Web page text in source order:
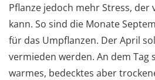
Pflanze jedoch mehr Stress, der
kann. So sind die Monate
für das Umpflanzen. Der April
vermieden werden. An dem Tag
warmes, bedecktes aber